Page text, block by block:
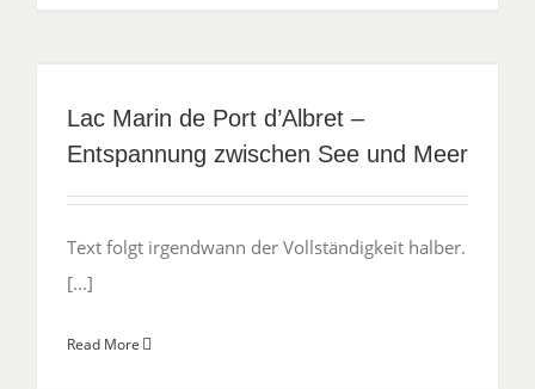
Lac Marin de Port d’Albret –
Entspannung zwischen See und Meer
Text folgt irgendwann der Vollständigkeit halber.
[...]
Read More